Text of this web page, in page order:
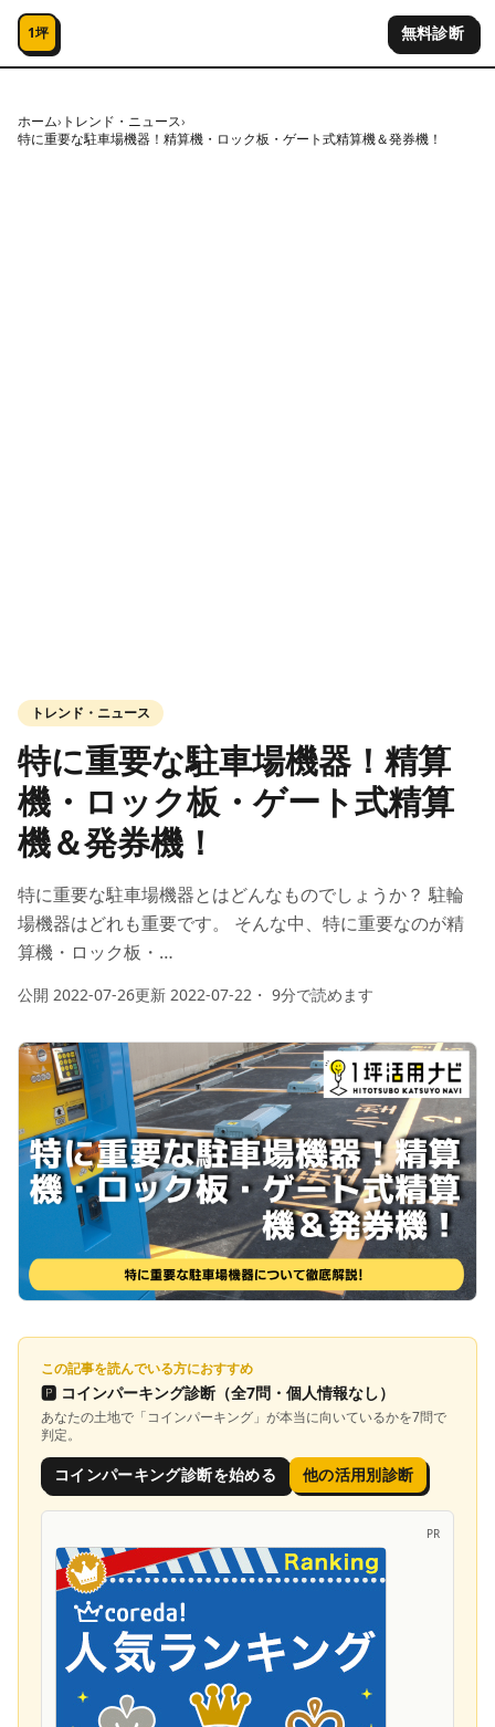
コンテンツへスキップ
1坪 無料診断
ホーム› トレンド・ニュース›
特に重要な駐車場機器！精算機・ロック板・ゲート式精算機＆発券機！
トレンド・ニュース
特に重要な駐車場機器！精算
機・ロック板・ゲート式精算
機＆発券機！
特に重要な駐車場機器とはどんなものでしょうか？ 駐輪
場機器はどれも重要です。 そんな中、特に重要なのが精
算機・ロック板・…
公開 2022-07-26更新 2022-07-22 ・ 9分で読めます
この記事を読んでいる方におすすめ
🅿️ コインパーキング診断 （全7問・個人情報なし）
あなたの土地で「コインパーキング 」が本当に向いているかを7問で
判定。
コインパーキング診断を始める 他の活用別診断
PR